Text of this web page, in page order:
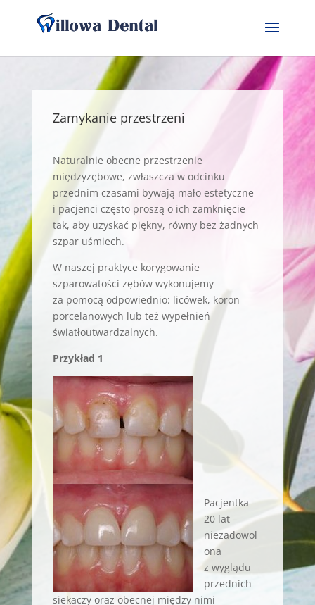
Zamykanie przestrzeni
Naturalnie obecne przestrzenie
międzyzębowe, zwłaszcza w odcinku
przednim czasami bywają mało estetyczne
i pacjenci często proszą o ich zamknięcie
tak, aby uzyskać piękny, równy bez żadnych
szpar uśmiech.
W naszej praktyce korygowanie
szparowatości zębów wykonujemy
za pomocą odpowiednio: licówek, koron
porcelanowych lub też wypełnień
światłoutwardzalnych.
Przykład 1
Pacjentka –
20 lat –
niezadowol
ona
z wyglądu
przednich
siekaczy oraz obecnej między nimi